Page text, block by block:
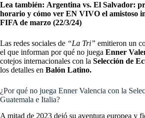
Lea también: Argentina vs. El Salvador:
horario y cómo ver EN VIVO el amistoso
FIFA de marzo (22/3/24)
Las redes sociales de “La Tri” emitieron un
el que informan por qué no juega Enner
cotejos internacionales con la Selección de
los detalles en Balón Latino.
¿Por qué no juega Enner Valencia con la
Guatemala e Italia?
A mitad de 2023 dejó su aventura europea y